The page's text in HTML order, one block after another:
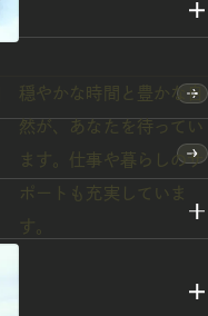
穏やかな時間と豊かな自
然が、あなたを待ってい
ます。仕事や暮らしのサ
ポートも充実していま
す。